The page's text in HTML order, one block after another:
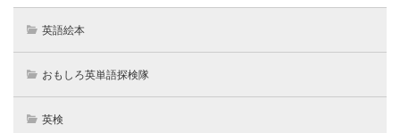
英語絵本
おもしろ英単語探検隊
英検